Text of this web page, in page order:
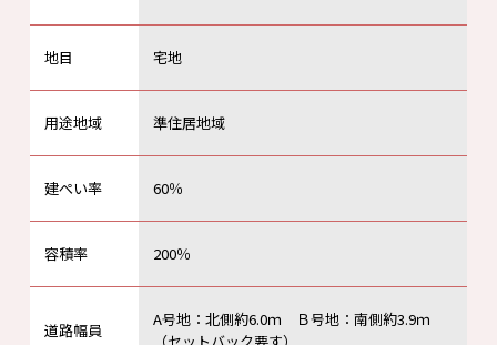
地目 宅地
用途地域 準住居地域
建ぺい率 60％
容積率 200％
道路幅員
A号地：北側約6.0ｍ Ｂ号地：南側約3.9ｍ
（セットバック要す）